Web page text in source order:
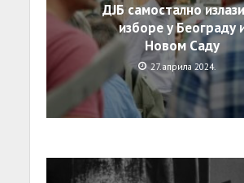
ДЈБ самостално
изборе у Београду
Новом Саду
27. априла 2024.